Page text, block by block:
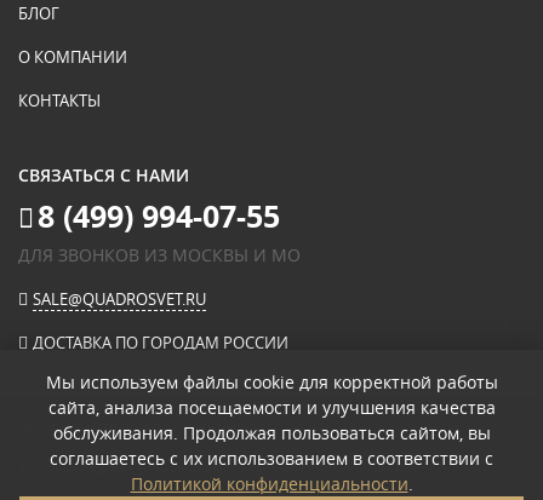
БЛОГ
О КОМПАНИИ
КОНТАКТЫ
СВЯЗАТЬСЯ С НАМИ
8 (499) 994-07-55
ДЛЯ ЗВОНКОВ ИЗ МОСКВЫ И МО
SALE@QUADROSVET.RU
ДОСТАВКА ПО ГОРОДАМ РОССИИ
ОПЛАЧИВАЙТЕ ПРИ ПОЛУЧЕНИИ
© 2026«КВАДРО СВЕТ» ИНТЕРНЕТ-МАГАЗИН СВЕТИЛЬНИКОВ.
ПОЛИТИКА КОНФИДЕНЦИАЛЬНОСТИ
Мы используем файлы cookie для корректной работы
сайта, анализа посещаемости и улучшения качества
обслуживания. Продолжая пользоваться сайтом, вы
соглашаетесь с их использованием в соответствии с
Политикой конфиденциальности.